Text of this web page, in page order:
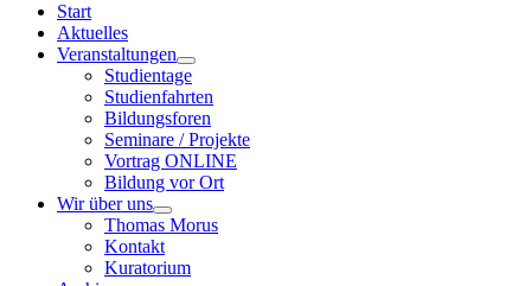
Start
Aktuelles
Veranstaltungen
Studientage
Studienfahrten
Bildungsforen
Seminare / Projekte
Vortrag ONLINE
Bildung vor Ort
Wir über uns
Thomas Morus
Kontakt
Kuratorium